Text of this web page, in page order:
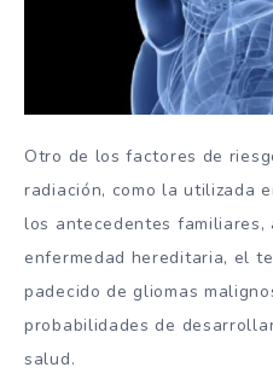
Otro de los factores de
radiación, como la utilizada
los antecedentes
enfermedad hereditaria, el
padecido de gliomas
probabilidades de
salud.